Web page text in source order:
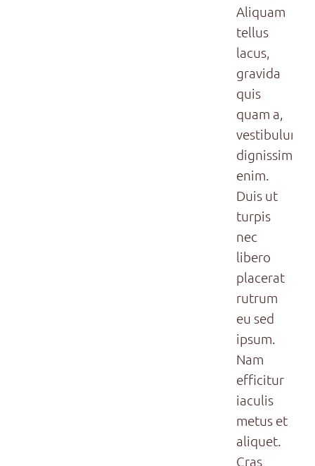
Aliquam
tellus
lacus,
gravida
quis
quam a,
vestibulum
dignissim
enim.
Duis ut
turpis
nec
libero
placerat
rutrum
eu sed
ipsum.
Nam
efficitur
iaculis
metus et
aliquet.
Cras